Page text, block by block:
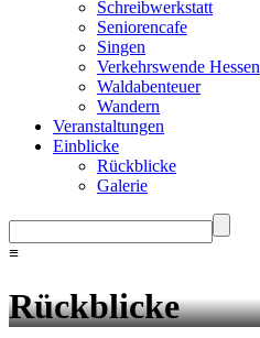
Schreibwerkstatt
Seniorencafe
Singen
Verkehrswende Hessen
Waldabenteuer
Wandern
Veranstaltungen
Einblicke
Rückblicke
Galerie
≡
Rückblicke